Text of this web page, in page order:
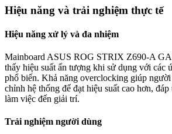
Hiệu năng và trải nghiệm thực tế
Hiệu năng xử lý và đa nhiệm
Mainboard ASUS ROG STRIX Z690-A
thấy hiệu suất ấn tượng khi sử dụng với các
phổ biến. Khả năng overclocking giúp
chỉnh hệ thống để đạt hiệu suất cao hơn,
làm việc đến giải trí.
Trải nghiệm người dùng